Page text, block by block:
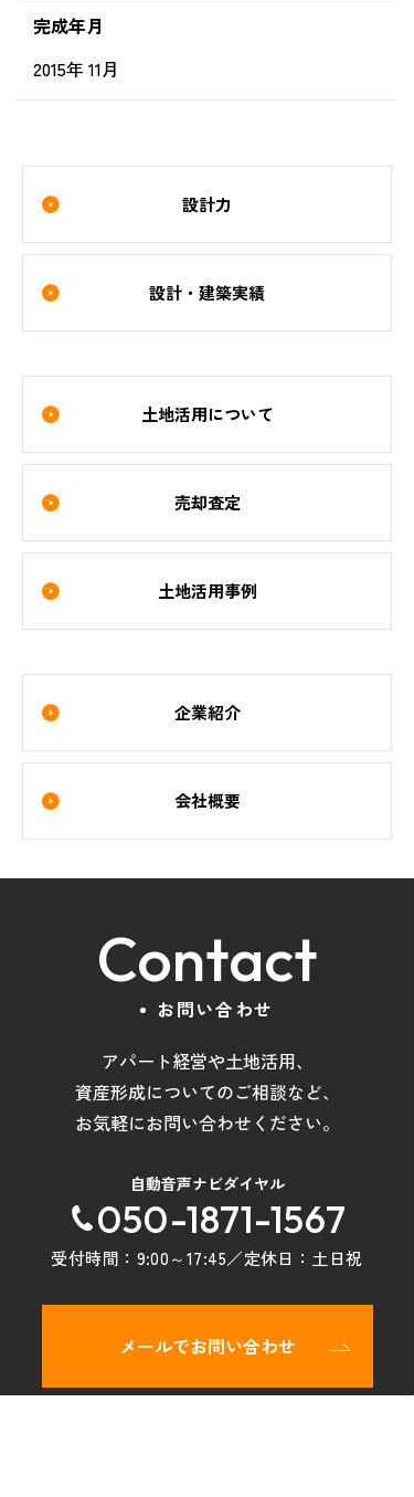
完成年月
2015年 11月
設計力
設計・建築実績
土地活用について
売却査定
土地活用事例
企業紹介
会社概要
Contact
お問い合わせ
アパート経営や土地活用、
資産形成についてのご相談など、
お気軽にお問い合わせください。
自動音声ナビダイヤル
050-1871-1567
受付時間： 9:00～17:45／定休日： 土日祝
メールでお問い合わせ